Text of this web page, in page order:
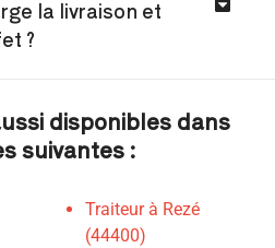
la livraison et
?
disponibles dans
suivantes :
Traiteur à Rezé
(44400)